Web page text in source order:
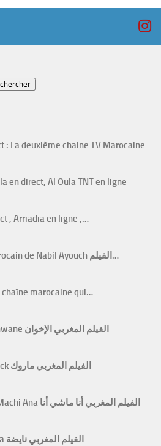
: La deuxième chaine TV Marocaine
en direct, Al Oula TNT en ligne
, Arriadia en ligne ,…
Zin Li Fik Le film Marocain de Nabil Ayouch الفيلم…
marocaine qui…
Film marocain Al Ikhwane الفيلم المغربي الإخوان
Film Marocain Marock الفيلم المغربي ماروك
Film marocain Ana Machi Ana الفيلم المغربي أنا ماشي أنا
Film marocain Nayda الفيلم المغربي نايضة